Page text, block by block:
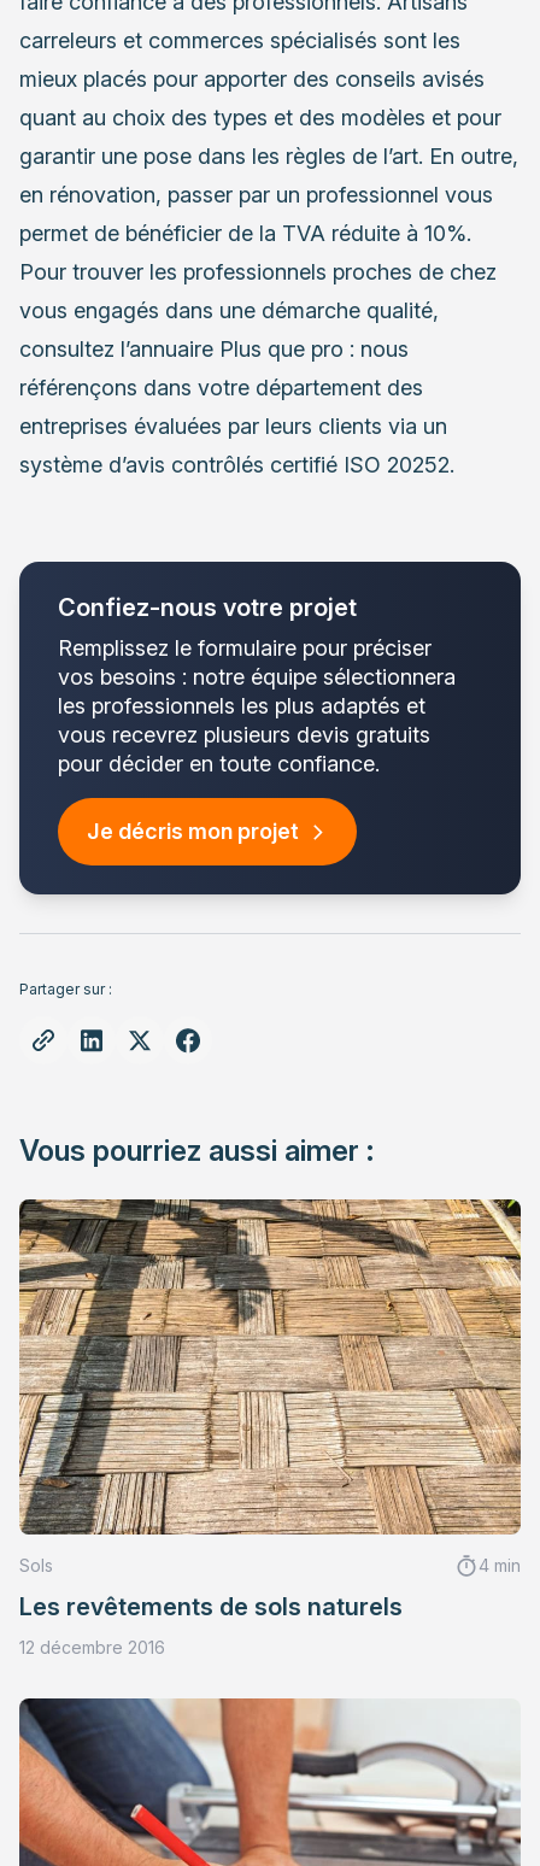
carreleurs et commerces spécialisés sont les
mieux placés pour apporter des conseils avisés
quant au choix des types et des modèles et pour
garantir une pose dans les règles de l’art. En outre,
en rénovation, passer par un professionnel vous
permet de bénéficier de la TVA réduite à 10%.
Pour trouver les professionnels proches de chez
vous engagés dans une démarche qualité,
consultez l’annuaire Plus que pro : nous
référençons dans votre département des
entreprises évaluées par leurs clients via un
système d’avis contrôlés certifié ISO 20252.
Confiez-nous votre projet
Remplissez le formulaire pour préciser
vos besoins : notre équipe sélectionnera
les professionnels les plus adaptés et
vous recevrez plusieurs devis gratuits
pour décider en toute confiance.
Je décris mon projet
Partager sur :
Vous pourriez aussi aimer :
Sols 4 min
Les revêtements de sols naturels
12 décembre 2016